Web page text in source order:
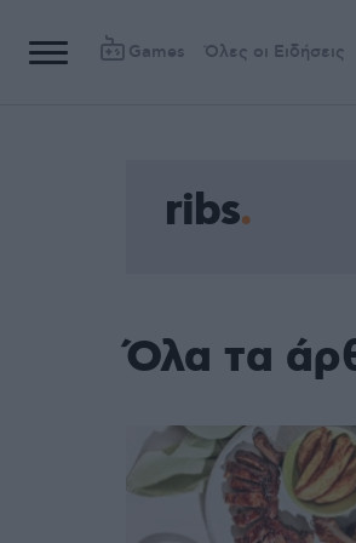
Games Όλες οι Ειδήσεις
ribs
Όλα τα